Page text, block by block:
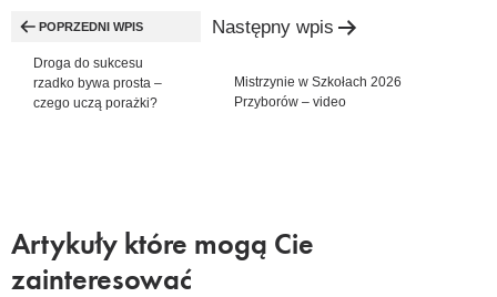
wpisu
POPRZEDNI WPIS
Droga do sukcesu
rzadko bywa prosta –
czego uczą porażki?
Następny wpis
Mistrzynie w Szkołach 2026
Przyborów – video
Artykuły które mogą Cie
zainteresować